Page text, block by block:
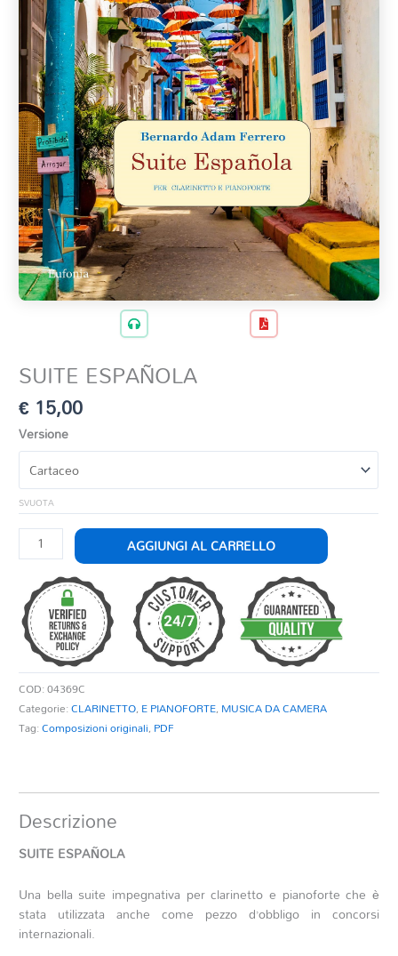
SUITE ESPAÑOLA
€ 15,00
Versione
SVUOTA
SUITE
ESPAÑOLA
quantità
AGGIUNGI AL CARRELLO
COD:04369C
Categorie:CLARINETTO, E PIANOFORTE, MUSICA DA CAMERA
Tag:Composizioni originali, PDF
Descrizione
SUITE ESPAÑOLA
Una bella suite impegnativa per clarinetto e pianoforte che è
stata utilizzata anche come pezzo d’obbligo in concorsi
internazionali.